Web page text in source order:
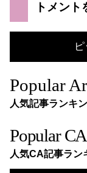
トメント
Popular
人気記事ランキ
Popular
人気CA記事ラン